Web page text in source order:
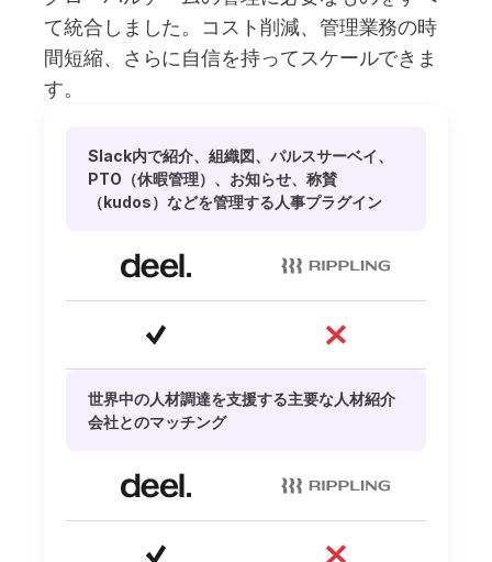
て統合しました。コスト削減、管理業務の時
間短縮、さらに自信を持ってスケールできま
す。
Slack内で紹介、組織図、パルスサーベイ、
PTO（休暇管理）、お知らせ、称賛
（kudos）などを管理する人事プラグイン
世界中の人材調達を支援する主要な人材紹介
会社とのマッチング